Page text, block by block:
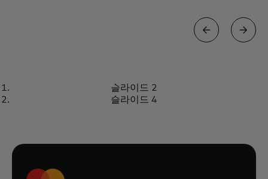
성장을 주도하는 민첩한 고객
로열티 프로그램 구축
슬라이드 2
슬라이드 4